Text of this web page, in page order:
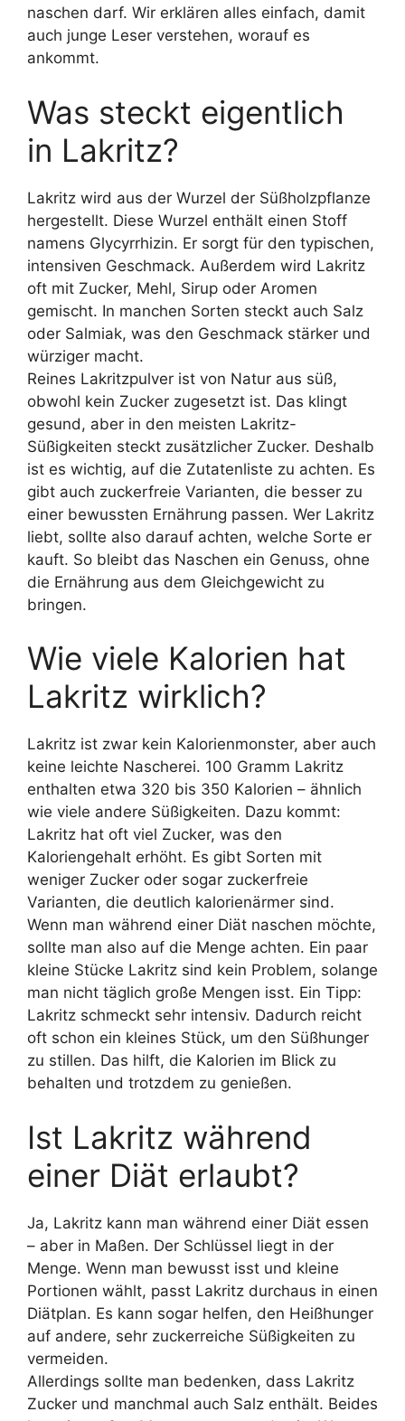
naschen darf. Wir erklären alles einfach, damit
auch junge Leser verstehen, worauf es
ankommt.
Was steckt eigentlich
in Lakritz?
Lakritz wird aus der Wurzel der Süßholzpflanze
hergestellt. Diese Wurzel enthält einen Stoff
namens Glycyrrhizin. Er sorgt für den typischen,
intensiven Geschmack. Außerdem wird Lakritz
oft mit Zucker, Mehl, Sirup oder Aromen
gemischt. In manchen Sorten steckt auch Salz
oder Salmiak, was den Geschmack stärker und
würziger macht.
Reines Lakritzpulver ist von Natur aus süß,
obwohl kein Zucker zugesetzt ist. Das klingt
gesund, aber in den meisten Lakritz-
Süßigkeiten steckt zusätzlicher Zucker. Deshalb
ist es wichtig, auf die Zutatenliste zu achten. Es
gibt auch zuckerfreie Varianten, die besser zu
einer bewussten Ernährung passen. Wer Lakritz
liebt, sollte also darauf achten, welche Sorte er
kauft. So bleibt das Naschen ein Genuss, ohne
die Ernährung aus dem Gleichgewicht zu
bringen.
Wie viele Kalorien hat
Lakritz wirklich?
Lakritz ist zwar kein Kalorienmonster, aber auch
keine leichte Nascherei. 100 Gramm Lakritz
enthalten etwa 320 bis 350 Kalorien – ähnlich
wie viele andere Süßigkeiten. Dazu kommt:
Lakritz hat oft viel Zucker, was den
Kaloriengehalt erhöht. Es gibt Sorten mit
weniger Zucker oder sogar zuckerfreie
Varianten, die deutlich kalorienärmer sind.
Wenn man während einer Diät naschen möchte,
sollte man also auf die Menge achten. Ein paar
kleine Stücke Lakritz sind kein Problem, solange
man nicht täglich große Mengen isst. Ein Tipp:
Lakritz schmeckt sehr intensiv. Dadurch reicht
oft schon ein kleines Stück, um den Süßhunger
zu stillen. Das hilft, die Kalorien im Blick zu
behalten und trotzdem zu genießen.
Ist Lakritz während
einer Diät erlaubt?
Ja, Lakritz kann man während einer Diät essen
– aber in Maßen. Der Schlüssel liegt in der
Menge. Wenn man bewusst isst und kleine
Portionen wählt, passt Lakritz durchaus in einen
Diätplan. Es kann sogar helfen, den Heißhunger
auf andere, sehr zuckerreiche Süßigkeiten zu
vermeiden.
Allerdings sollte man bedenken, dass Lakritz
Zucker und manchmal auch Salz enthält. Beides